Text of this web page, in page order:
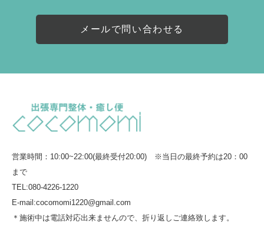
メールで問い合わせる
営業時間：10:00~22:00(最終受付20:00) ※当日の最終予約は20：00
まで
TEL:080-4226-1220
E-mail:cocomomi1220@gmail.com
＊施術中は電話対応出来ませんので、折り返しご連絡致します。